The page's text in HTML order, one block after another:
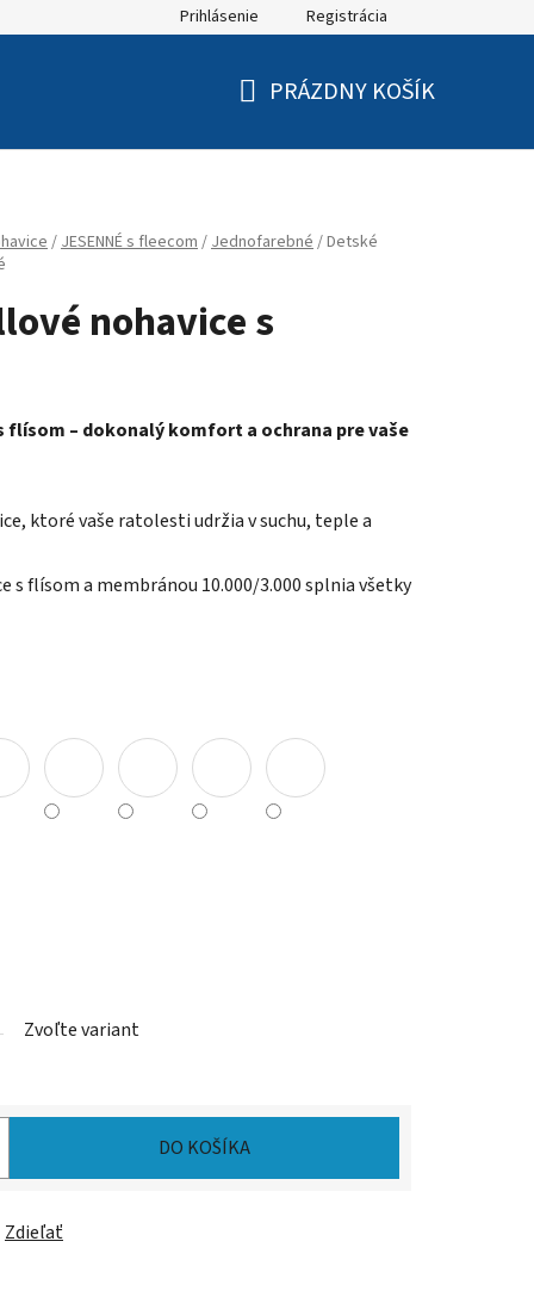
Prihlásenie Registrácia
PRÁZDNY KOŠÍK
/JESENNÉ s fleecom/Jednofarebné/Detské
nohavice s
– dokonalý komfort a ochrana pre vaše
ktoré vaše ratolesti udržia v suchu, teple a
s flísom a membránou 10.000/3.000 splnia všetky
Zvoľte variant
DO KOŠÍKA
Zdieľať